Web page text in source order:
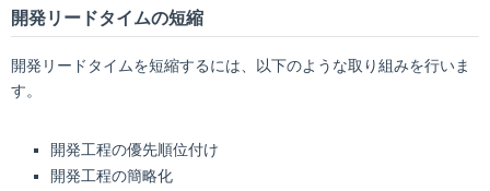
開発リードタイムの短縮
開発リードタイムを短縮するには、以下のような取り組みを行いま
す。
開発工程の優先順位付け
開発工程の簡略化